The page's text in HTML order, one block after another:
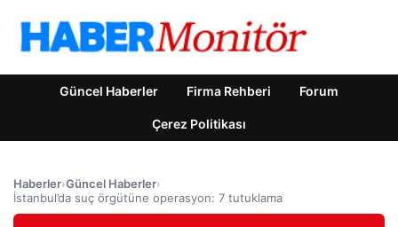
Güncel Haberler Firma Rehberi Forum
Çerez Politikası
Haberler›Güncel Haberler›
İstanbul’da suç örgütüne operasyon: 7 tutuklama